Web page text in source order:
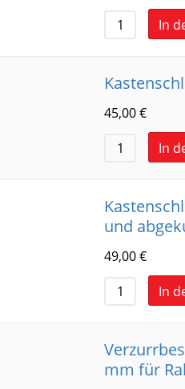
In
45,00€
In
und
49,00€
In
mm für